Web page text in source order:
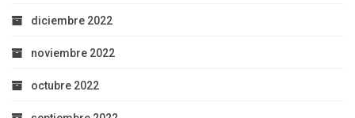
diciembre 2022
noviembre 2022
octubre 2022